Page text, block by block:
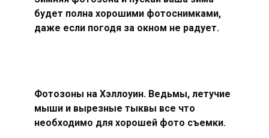
будет полна хорошими фотоснимками,
даже если погодя за окном не радует.
Фотозоны на Хэллоуин. Ведьмы, летучие
мыши и вырезные тыквы все что
необходимо для хорошей фото съемки.